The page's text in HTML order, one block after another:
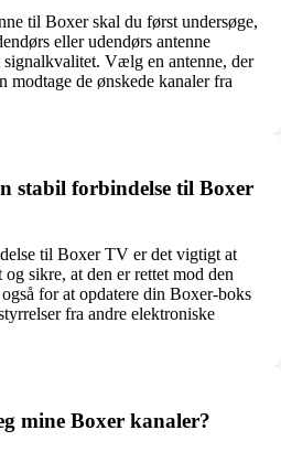
til Boxer skal du først undersøge,
eller udendørs antenne
signalkvalitet. Vælg en antenne, der
modtage de ønskede kanaler fra
stabil forbindelse til Boxer
til Boxer TV er det vigtigt at
sikre, at den er rettet mod den
for at opdatere din Boxer-boks
fra andre elektroniske
mine Boxer kanaler?